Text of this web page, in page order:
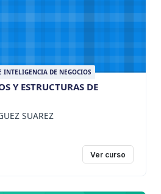
DE NEGOCIOS
Y ESTRUCTURAS DE
SUAREZ
Ver curso